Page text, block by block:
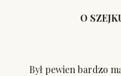
O
Był pewien bardzo